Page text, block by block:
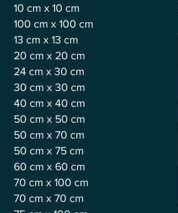
10 cm x 10 cm
100 cm x 100 cm
13 cm x 13 cm
20 cm x 20 cm
24 cm x 30 cm
30 cm x 30 cm
40 cm x 40 cm
50 cm x 50 cm
50 cm x 70 cm
50 cm x 75 cm
60 cm x 60 cm
70 cm x 100 cm
70 cm x 70 cm